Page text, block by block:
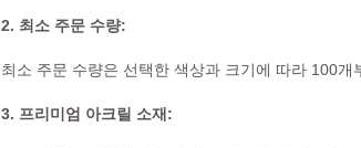
2. 최소 주문 수량:
최소 주문 수량은 선택한 색상과 크기에 따라 100개
3. 프리미엄 아크릴 소재: